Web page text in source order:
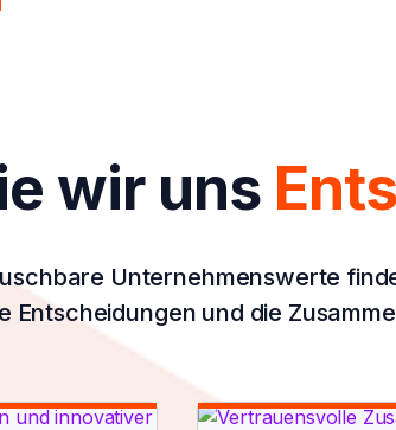
wir uns
Unternehmenswerte
Entscheidungen und die